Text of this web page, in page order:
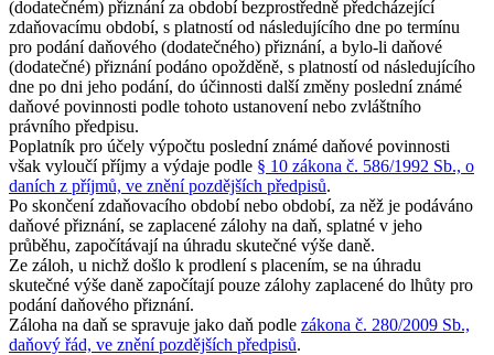
(dodatečném) přiznání za období bezprostředně předcházející
zdaňovacímu období, s platností od následujícího dne po termínu
pro podání daňového (dodatečného) přiznání, a bylo-li daňové
(dodatečné) přiznání podáno opožděně, s platností od následujícího
dne po dni jeho podání, do účinnosti další změny poslední známé
daňové povinnosti podle tohoto ustanovení nebo zvláštního
právního předpisu.
Poplatník pro účely výpočtu poslední známé daňové povinnosti
však vyloučí příjmy a výdaje podle § 10 zákona č. 586/1992 Sb., o
daních z příjmů, ve znění pozdějších předpisů.
Po skončení zdaňovacího období nebo období, za něž je podáváno
daňové přiznání, se zaplacené zálohy na daň, splatné v jeho
průběhu, započítávají na úhradu skutečné výše daně.
Ze záloh, u nichž došlo k prodlení s placením, se na úhradu
skutečné výše daně započítají pouze zálohy zaplacené do lhůty pro
podání daňového přiznání.
Záloha na daň se spravuje jako daň podle zákona č. 280/2009 Sb.,
daňový řád, ve znění pozdějších předpisů.